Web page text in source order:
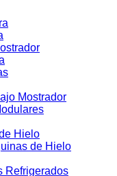
Mostrador
Hielo
de Hielo
Refrigerados